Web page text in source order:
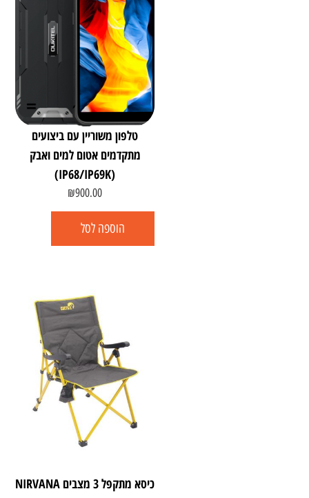
טלפון משוריין עם ביצועים
מתקדמים אטום למים ואבק
(IP68/IP69K)
₪900.00
הוספה לסל
כיסא מתקפל 3 מצבים NIRVANA